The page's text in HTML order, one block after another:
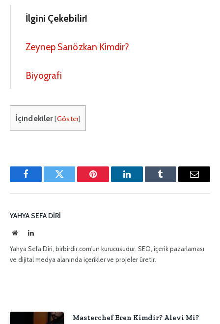
İlgini Çekebilir!
Zeynep Sarıözkan Kimdir?
Biyografi
İçindekiler [Göster]
FacebookTwitter Pinterest'inLinkedInTumblr
E-
YAHYA SEFA DIRI
İnternetLinkedIn
Yahya Sefa Diri, birbirdir.com'un kurucusudur. SEO, içerik pazarlaması
ve dijital medya alanında içerikler ve projeler üretir.
Masterchef Eren Kimdir? Alevi Mi?